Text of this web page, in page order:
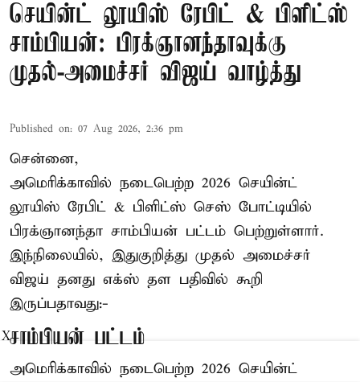
செயின்ட் லூயிஸ் ரேபிட் & பிளிட்ஸ்
சாம்பியன்: பிரக்ஞானந்தாவுக்கு
முதல்-அமைச்சர் விஜய் வாழ்த்து
Published on: 07 Aug 2026, 2:36 pm
சென்னை,
அமெரிக்காவில் நடைபெற்ற 2026 செயின்ட்
லூயிஸ் ரேபிட் & பிளிட்ஸ் செஸ் போட்டியில்
பிரக்ஞானந்தா சாம்பியன் பட்டம் பெற்றுள்ளார்.
இந்நிலையில், இதுகுறித்து முதல் அமைச்சர்
விஜய் தனது எக்ஸ் தள பதிவில் கூறி
இருப்பதாவது:-
சாம்பியன் பட்டம்
அமெரிக்காவில் நடைபெற்ற 2026 செயின்ட்
X